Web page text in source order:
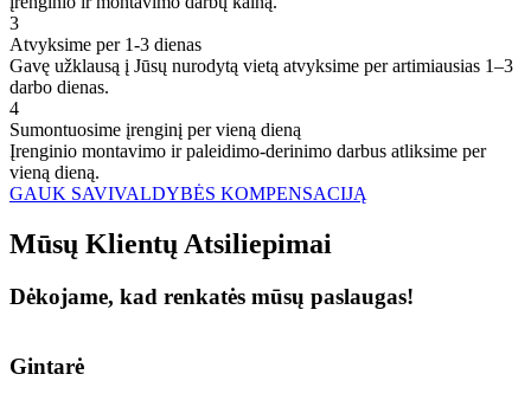
3
Atvyksime per 1-3 dienas
Gavę užklausą į Jūsų nurodytą vietą atvyksime per artimiausias 1–3
darbo dienas.
4
Sumontuosime įrenginį per vieną dieną
Įrenginio montavimo ir paleidimo-derinimo darbus atliksime per
vieną dieną.
GAUK SAVIVALDYBĖS KOMPENSACIJĄ
Mūsų Klientų Atsiliepimai
Dėkojame, kad renkatės mūsų paslaugas!
Gintarė